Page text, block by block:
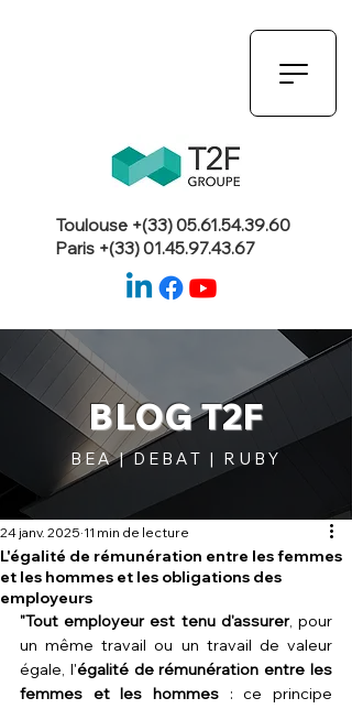
Toulouse +(33)05.61.54.39.60
Paris +(33)01.45.97.43.67
BLOG T2F
BEA | DEBAT | RUBY
L'égalité de rémunération entre les femmes
et les hommes et les obligations des
employeurs
24 janv. 2025 11 min de lecture
"Tout employeur est tenu d'assurer, pour
un même travail ou un travail de valeur
égale, l'égalité de rémunération entre les
femmes et les hommes : ce principe